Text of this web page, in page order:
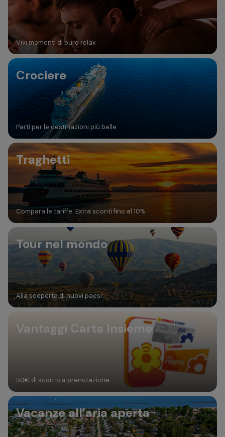
Vivi momenti di puro relax
Crociere
Parti per le destinazioni più belle
Traghetti
Compara le tariffe. Extra sconti fino al 10%
Tour nel mondo
Alla scoperta di nuovi paesi
Vantaggi Carta Insieme
50€ di sconto a prenotazione
Vacanze all’aria aperta